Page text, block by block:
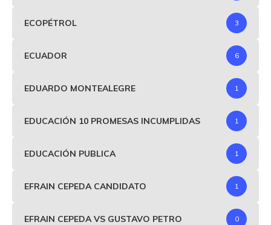
ECOPÉTROL 3
ECUADOR 6
EDUARDO MONTEALEGRE 1
EDUCACIÓN 10 PROMESAS INCUMPLIDAS 1
EDUCACIÓN PUBLICA 1
EFRAIN CEPEDA CANDIDATO 1
EFRAIN CEPEDA VS GUSTAVO PETRO 0